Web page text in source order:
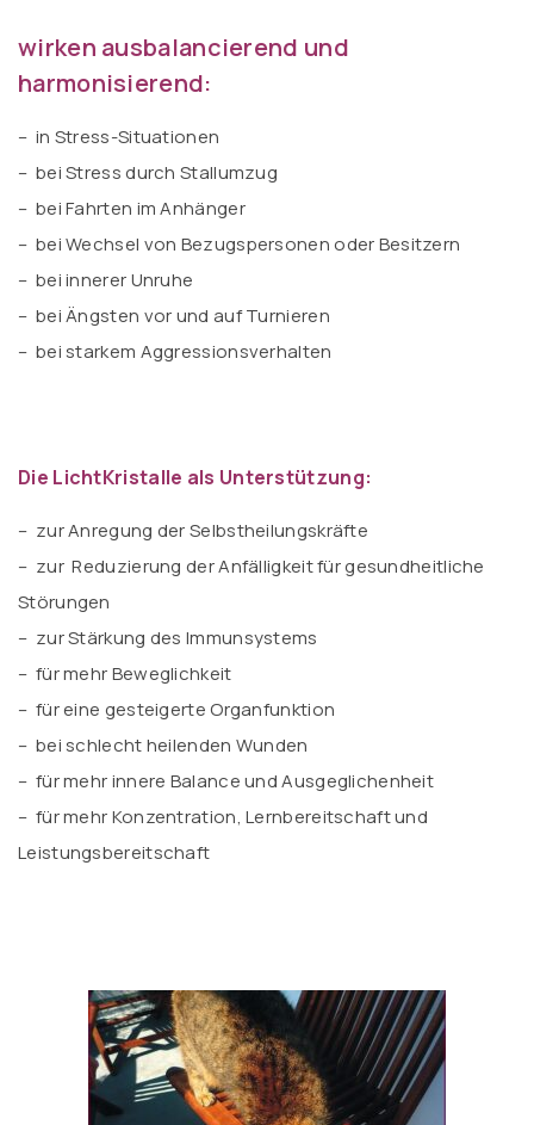
wirken ausbalancierend und
harmonisierend:
– in Stress-Situationen
– bei Stress durch Stallumzug
– bei Fahrten im Anhänger
– bei Wechsel von Bezugspersonen oder Besitzern
– bei innerer Unruhe
– bei Ängsten vor und auf Turnieren
– bei starkem Aggressionsverhalten
Die LichtKristalle als Unterstützung:
– zur Anregung der Selbstheilungskräfte
– zur Reduzierung der Anfälligkeit für gesundheitliche
Störungen
– zur Stärkung des Immunsystems
– für mehr Beweglichkeit
– für eine gesteigerte Organfunktion
– bei schlecht heilenden Wunden
– für mehr innere Balance und Ausgeglichenheit
– für mehr Konzentration, Lernbereitschaft und
Leistungsbereitschaft